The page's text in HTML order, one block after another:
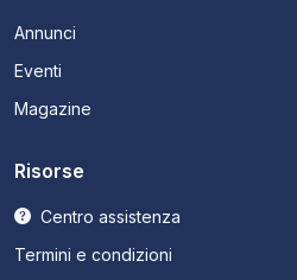
Annunci
Eventi
Magazine
Risorse
Centro assistenza
Termini e condizioni